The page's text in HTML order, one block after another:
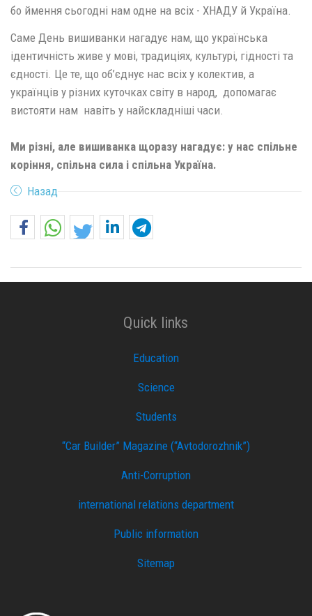
бо ймення сьогодні нам одне на всіх - ХНАДУ й Україна.
Саме День вишиванки нагадує нам, що українська
ідентичність живе у мові, традиціях, культурі, гідності та
єдності. Це те, що об’єднує нас всіх у колектив, а
українців у різних куточках світу в народ, допомагає
вистояти нам навіть у найскладніші часи.
Ми різні, але вишиванка щоразу нагадує: у нас спільне
коріння, спільна сила і спільна Україна.
Назад
Quick links
Education
Science
Students
“Car Builder” Magazine (“Avtodorozhnik”)
Anti-Corruption
international relations department
Public information
Sitemap